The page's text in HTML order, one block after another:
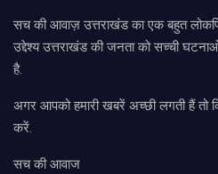
सच की आवाज़ उत्तराखंड का एक बहुत
उद्देश्य उत्तराखंड की जनता को सच्ची
है.
अगर आपको हमारी खबरें अच्छी लगती हैं तो
करें.
सच की आवाज